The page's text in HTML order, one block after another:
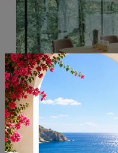
OBI ROVERE